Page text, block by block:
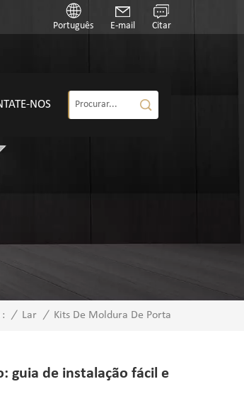
Português E-mail Citar
NOS
/ Lar / Kits De Moldura De Porta
guia de instalação fácil e